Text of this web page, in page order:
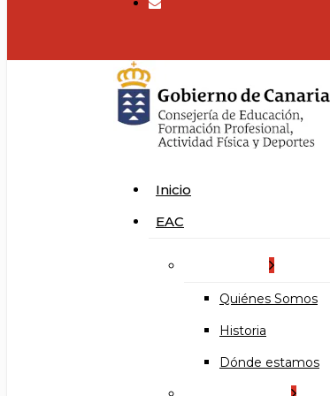
search
Menu
Inicio
EAC
Quiénes Somos
Historia
Dónde estamos